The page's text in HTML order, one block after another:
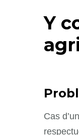
Y
Cas